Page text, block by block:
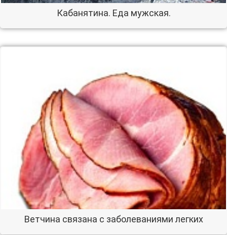
Кабанятина. Еда мужская.
Ветчина связана с заболеваниями легких